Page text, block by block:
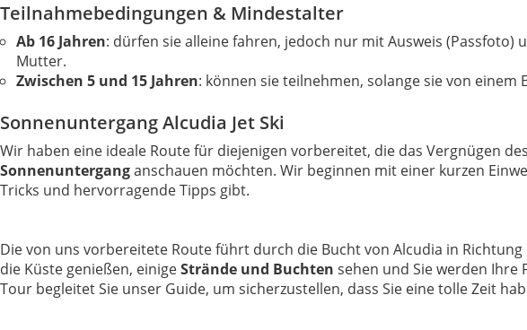
Teilnahmebedingungen & Mindestalter
Ab 16 Jahren: dürfen sie alleine fahren, jedoch nur mit Ausweis
Mutter.
Zwischen 5 und 15 Jahren: können sie teilnehmen, solange sie von einem
Sonnenuntergang Alcudia Jet Ski
Wir haben eine ideale Route für diejenigen vorbereitet, die das Vergnügen
Sonnenunterganganschauen möchten. Wir beginnen mit einer kurzen
Tricks und hervorragende Tipps gibt.
Die von uns vorbereitete Route führt durch die Bucht von Alcudia in
die Küste genießen, einigeStrände und Buchten sehen und Sie werden Ihre
Tour begleitet Sie unser Guide, um sicherzustellen, dass Sie eine tolle Zeit